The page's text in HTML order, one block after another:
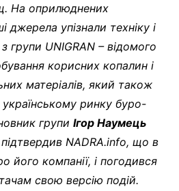
На оприлюднених
упізнали техніку і
групи UNIGRAN – відомого
корисних копалин і
матеріалів, який також
ринку буро-
групи Ігор Наумець
NADRA.info, що в
його компанії, і погодився
свою версію подій.